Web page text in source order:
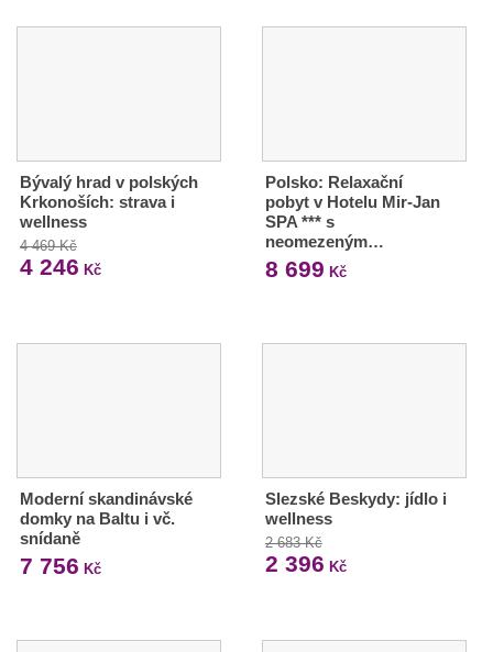
Bývalý hrad v polských
Krkonoších: strava i
wellness
4 469 Kč
4 246 Kč
Polsko: Relaxační
pobyt v Hotelu Mir-Jan
SPA *** s
neomezeným…
8 699 Kč
Moderní skandinávské
domky na Baltu i vč.
snídaně
7 756 Kč
Slezské Beskydy: jídlo i
wellness
2 683 Kč
2 396 Kč